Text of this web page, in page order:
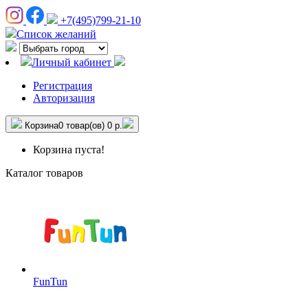
+7(495)799-21-10
Список желаний
Личный кабинет
Регистрация
Авторизация
Корзина0 товар(ов) 0 р.
Корзина пуста!
Каталог товаров
FunTun